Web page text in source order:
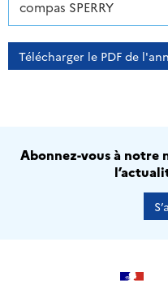
compas SPERRY
Télécharger le PDF de
Abonnez-vous à